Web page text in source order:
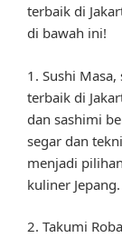
terbaik di
di bawah ini!
1. Sushi
terbaik di
dan sashimi
segar dan
menjadi
kuliner Jepang.
2. Takumi